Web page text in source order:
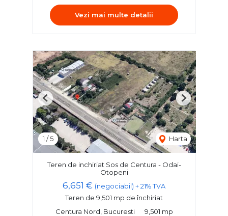
Vezi mai multe detalii
1 /5 Harta
Previous Next
Teren de inchiriat Sos de Centura - Odai-
Otopeni
6,651 € (negociabil) + 21% TVA
Teren de 9,501 mp de închiriat
Centura Nord, Bucuresti
9,501 mp